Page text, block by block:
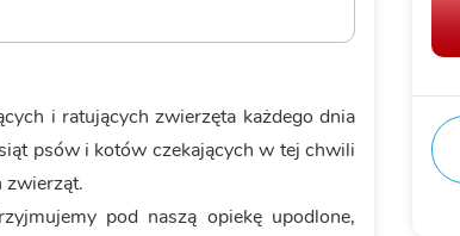
i ratujących zwierzęta każdego dnia
psów i kotów czekających w tej chwili
zwierząt.
pod naszą opiekę upodlone,